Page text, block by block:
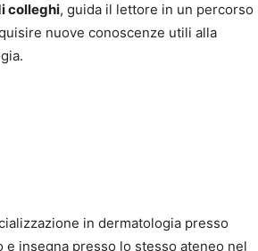
colleghi, guida il lettore in un percorso
nuove conoscenze utili alla
in dermatologia presso
e insegna presso lo stesso ateneo nel